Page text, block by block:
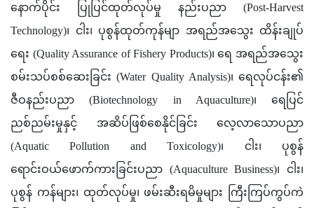
နောက်ပိုင်း ပြုပြင်ထုတ်လုပ်မှု နည်းပညာ (Post-Harvest
Technology)၊ ငါး၊ ပုစွန်ထုတ်ကုန်မျာ အရည်အသွေး ထိန်းချုပ်
ရေး (Quality Assurance of Fishery Products)၊ ရေ အရည်အသွေး
စမ်းသပ်စစ်ဆေးခြင်း (Water Quality Analysis)၊ ရေလုပ်ငန်း၏
ဇီဝနည်းပညာ (Biotechnology in Aquaculture)၊ ရေပြင်
ညစ်ညမ်းမှုနှင့် အဆိပ်ဖြစ်စေနိုင်ခြင်း လေ့လာသောပညာ
(Aquatic Pollution and Toxicology)၊ ငါး၊ ပုစွန်
ရောင်းဝယ်ဖောက်ကားခြင်းပညာ (Aquaculture Business)၊ ငါး၊
ပုစွန် ကန်များ၊ ထုတ်လုပ်မှု၊ ဖမ်းဆီးရမိမှုများ ကြီးကြပ်ကွပ်ကဲ